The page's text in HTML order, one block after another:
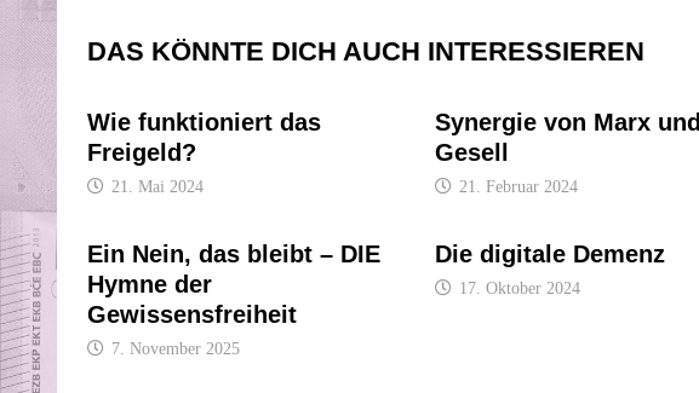
DAS KÖNNTE DICH AUCH INTERESSIEREN
Wie funktioniert das
Freigeld?
21. Mai 2024
Synergie von Marx und
Gesell
21. Februar 2024
Ein Nein, das bleibt – DIE
Hymne der
Gewissensfreiheit
7. November 2025
Die digitale Demenz
17. Oktober 2024